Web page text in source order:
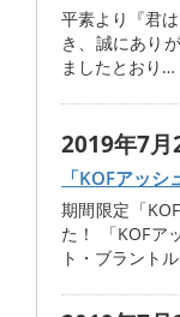
平素より『君
き、誠にあり
ましたとおり…
2019年7月
「KOFアッ
期間限定「
た！ 「KOFア
ト・ブラント